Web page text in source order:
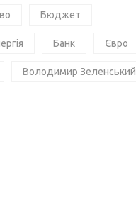
Бюджет
Банк Євро
Володимир Зеленський